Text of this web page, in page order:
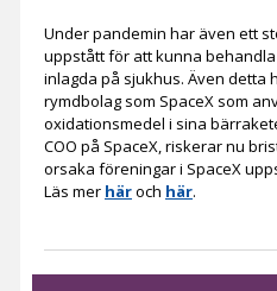
Under pandemin har även ett
uppstått för att kunna behandla
inlagda på sjukhus. Även detta
rymdbolag som SpaceX som
oxidationsmedel i sina
COO på SpaceX, riskerar nu
orsaka föreningar i SpaceX
Läs mer häroch här.